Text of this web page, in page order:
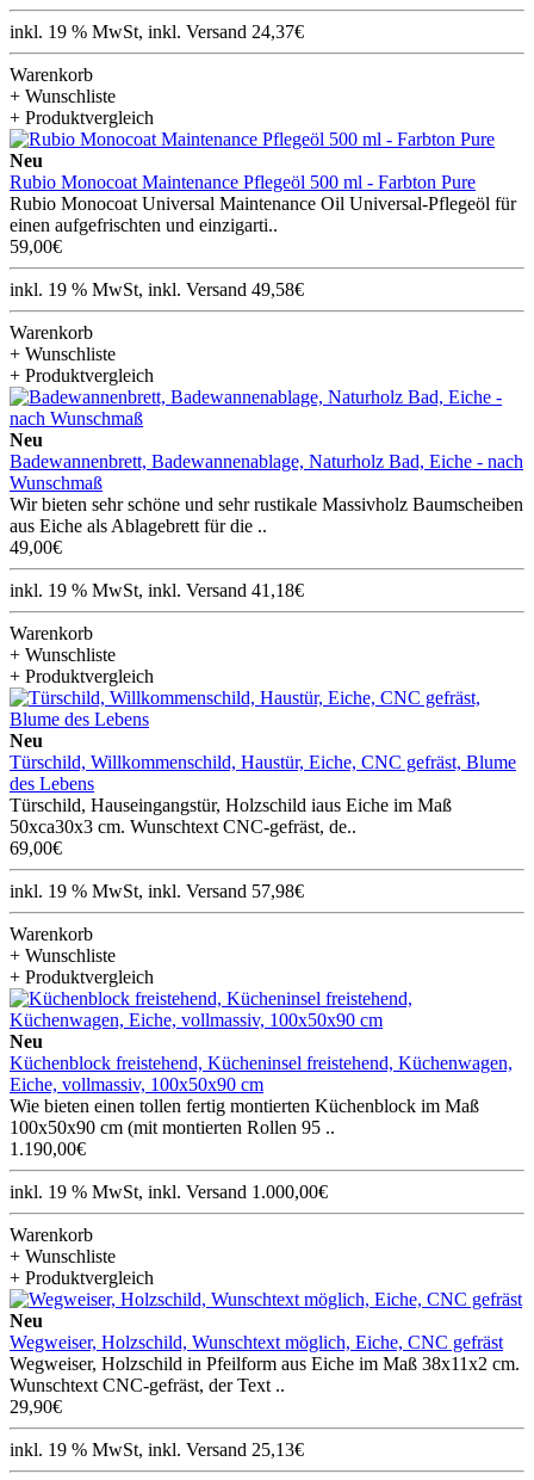
inkl. 19 % MwSt, inkl. Versand 24,37€
Warenkorb
+ Wunschliste
+ Produktvergleich
Neu
Rubio Monocoat Maintenance Pflegeöl 500 ml - Farbton Pure
Rubio Monocoat Universal Maintenance Oil Universal-Pflegeöl für
einen aufgefrischten und einzigarti..
59,00€
inkl. 19 % MwSt, inkl. Versand 49,58€
Warenkorb
+ Wunschliste
+ Produktvergleich
Neu
Badewannenbrett, Badewannenablage, Naturholz Bad, Eiche - nach
Wunschmaß
Wir bieten sehr schöne und sehr rustikale Massivholz Baumscheiben
aus Eiche als Ablagebrett für die ..
49,00€
inkl. 19 % MwSt, inkl. Versand 41,18€
Warenkorb
+ Wunschliste
+ Produktvergleich
Neu
Türschild, Willkommenschild, Haustür, Eiche, CNC gefräst, Blume
des Lebens
Türschild, Hauseingangstür, Holzschild iaus Eiche im Maß
50xca30x3 cm. Wunschtext CNC-gefräst, de..
69,00€
inkl. 19 % MwSt, inkl. Versand 57,98€
Warenkorb
+ Wunschliste
+ Produktvergleich
Neu
Küchenblock freistehend, Kücheninsel freistehend, Küchenwagen,
Eiche, vollmassiv, 100x50x90 cm
Wie bieten einen tollen fertig montierten Küchenblock im Maß
100x50x90 cm (mit montierten Rollen 95 ..
1.190,00€
inkl. 19 % MwSt, inkl. Versand 1.000,00€
Warenkorb
+ Wunschliste
+ Produktvergleich
Neu
Wegweiser, Holzschild, Wunschtext möglich, Eiche, CNC gefräst
Wegweiser, Holzschild in Pfeilform aus Eiche im Maß 38x11x2 cm.
Wunschtext CNC-gefräst, der Text ..
29,90€
inkl. 19 % MwSt, inkl. Versand 25,13€